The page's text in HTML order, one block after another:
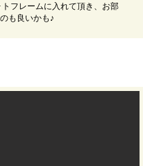
フレームに入れて頂き、お部
も良いかも♪